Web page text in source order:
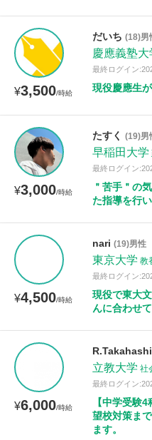
¥3,500/時給
だいち (18)男
慶應義塾大
最終ログイン
現役慶應生
¥3,000/時給
たすく (19)男
早稲田大学
最終ログイン
＂苦手＂の
た指導を行い
¥4,500/時給
nari (19)男性
東京大学 教
最終ログイン
現役で東大
んに合わせ
¥6,000/時給
R.Takahashi
立教大学 社
最終ログイン
【中学受験
望校対策ま
ます。